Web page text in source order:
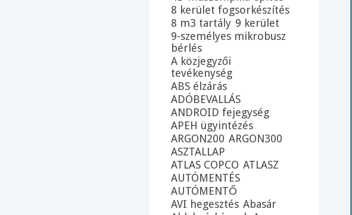
8 kerület fogsorkészítés
8 m3 tartály 9 kerület
9-személyes mikrobusz
bérlés
A közjegyzői
tevékenység
ABS élzárás
ADÓBEVALLÁS
ANDROID fejegység
APEH ügyintézés
ARGON200 ARGON300
ASZTALLAP
ATLAS COPCO ATLASZ
AUTÓMENTÉS
AUTÓMENTŐ
AVI hegesztés Abasár